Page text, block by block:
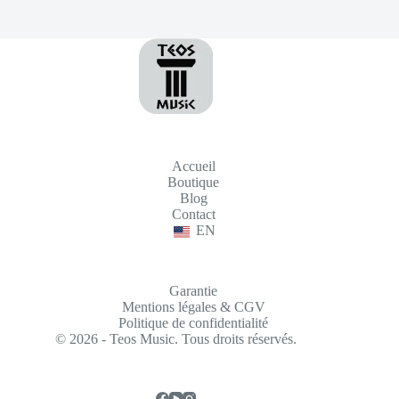
Accueil
Boutique
Blog
Contact
EN
Garantie
Mentions légales & CGV
Politique de confidentialité
© 2026 - Teos Music. Tous droits réservés.